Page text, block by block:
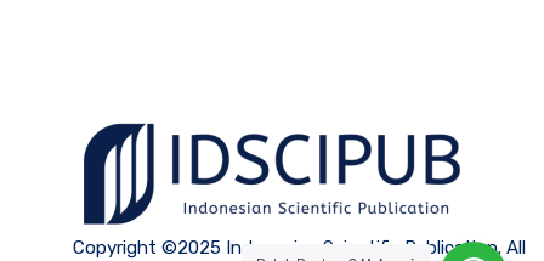
Copyright ©2025 Indonesian Scientific Publication. All